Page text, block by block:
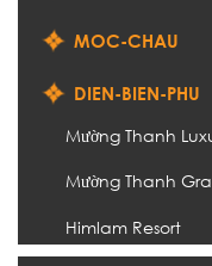
MOC-CHAU
DIEN-BIEN-PHU
Mường Thanh
Mường Thanh
Himlam Resort